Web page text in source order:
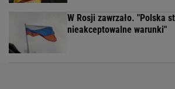
W Rosji zawrzało. "Polska
nieakceptowalne warunki"